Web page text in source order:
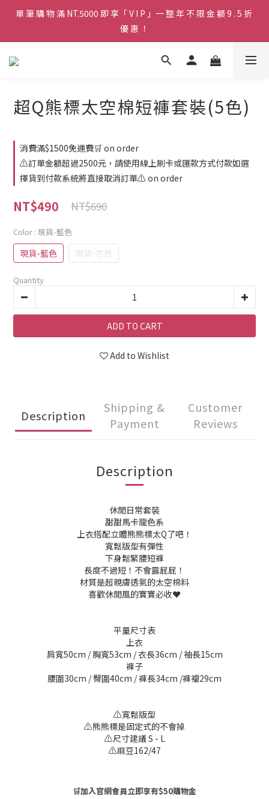
♡ 官 網 訂 單 滿 NT.1500 即 享 免 運 費 🚚💨 ♡
單 筆 購 物 滿 NT.5000 即 享「 V I P 」一 整 年 不 限 金 額 9 . 5 折
優 惠 ！
♡ 官 網 訂 單 滿 NT.1500 即 享 免 運 費 🚚💨 ♡
超Q熊標太空棉短褲套裝(5色)
消費滿$1500免運費🛒 on order
⚠️訂單金額超過2500元，請使用線上刷卡或匯款方式付款如選
擇貨到付款系統將直接取消訂單⚠️ on order
NT$490 NT$690
Color : 現貨-藍色
現貨-藍色 現貨-杏色
Quantity
ADD TO CART
Add to Wishlist
Description
Shipping &
Payment
Customer
Reviews
Description
休閒日常套裝
甜甜馬卡龍色系
上衣搭配立體熊熊標太Q了吧！
寬鬆版型有彈性
下身鬆緊腰短褲
長度不過短！不會露屁屁！
材質是超親膚透氣的太空棉料
喜歡休閒風的寶寶必收❤️
平量尺寸表
上衣
肩寬50cm / 胸寬53cm / 衣長36cm / 袖長15cm
褲子
腰圍30cm / 臀圍40cm / 褲長34cm /褲襠29cm
⚠️寬鬆版型
⚠️熊熊標是固定式的不會掉
⚠️尺寸建議 S - L
⚠️麻豆162/47
🛒加入官網會員立即享有$50購物金